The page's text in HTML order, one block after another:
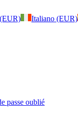
Italiano (EUR)
passe oublié